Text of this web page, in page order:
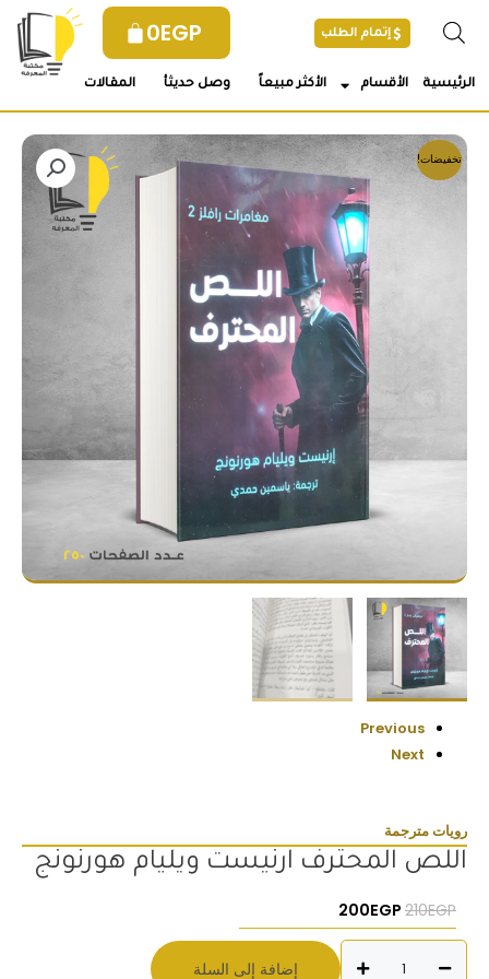
0EGP إتمام الطلب
الرئيسية الأقسام الأكثر مبيعاً وصل حديثأ المقالات
تخفيضات!
Previous
Next
رويات مترجمة
اللص المحترف ارنيست ويليام هورنونج
210EGP السعر الأصلي هو: 210EGP.
200EGP
إضافة إلى السلة